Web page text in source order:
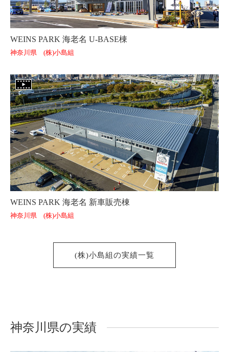
WEINS PARK 海老名 U-BASE棟
神奈川県 (株)小島組
WEINS PARK 海老名 新車販売棟
神奈川県 (株)小島組
(株)小島組の実績一覧
神奈川県の実績